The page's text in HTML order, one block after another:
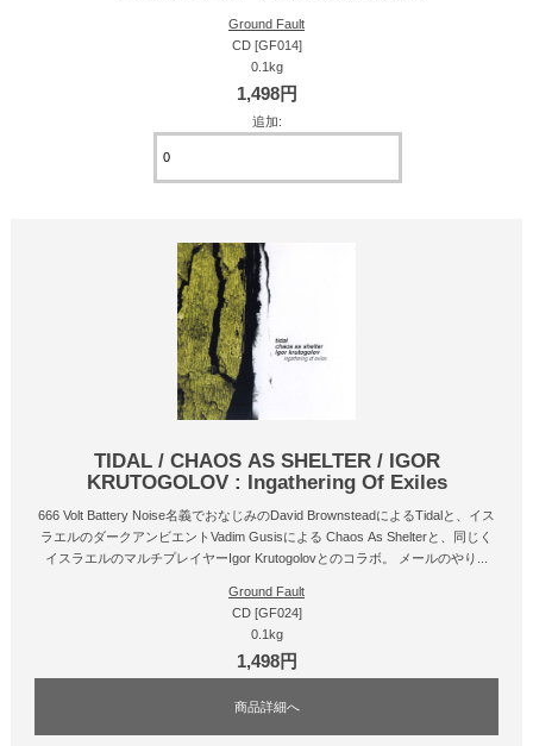
Ground Fault
CD [GF014]
0.1kg
1,498円
追加:
TIDAL / CHAOS AS SHELTER / IGOR
KRUTOGOLOV : Ingathering Of Exiles
666 Volt Battery Noise名義でおなじみのDavid BrownsteadによるTidalと、イス
ラエルのダークアンビエントVadim Gusisによる Chaos As Shelterと、同じく
イスラエルのマルチプレイヤーIgor Krutogolovとのコラボ。 メールのやり...
Ground Fault
CD [GF024]
0.1kg
1,498円
商品詳細へ